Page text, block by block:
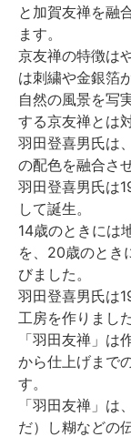
と加賀友禅を融
ます。
京友禅の特徴は
は刺繍や金銀箔
自然の風景を写
する京友禅とは
羽田登喜男氏は
の配色を融合さ
羽田登喜男氏は
して誕生。
14歳のときには
を、20歳のとき
びました。
羽田登喜男氏は
工房を作りました
「羽田友禅」は
から仕上げまで
す。
「羽田友禅」は
だ）し糊などの